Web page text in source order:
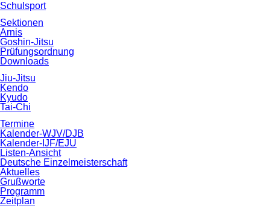
Schulsport
Sektionen
Arnis
Goshin-Jitsu
Prüfungsordnung
Downloads
Jiu-Jitsu
Kendo
Kyudo
Tai-Chi
Termine
Kalender-WJV/DJB
Kalender-IJF/EJU
Listen-Ansicht
Deutsche Einzelmeisterschaft
Aktuelles
Grußworte
Programm
Zeitplan